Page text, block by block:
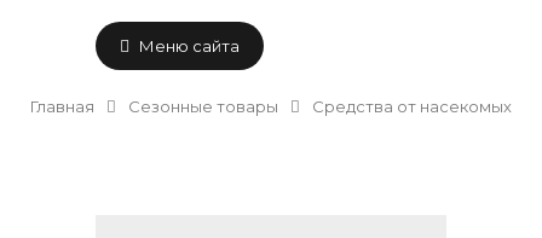
Меню сайта
Главная Сезонные товары Средства от насекомых